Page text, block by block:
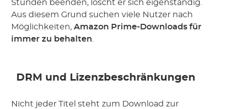
Stunden beenden, löscht er sich eigenständig.
Aus diesem Grund suchen viele Nutzer nach
Möglichkeiten,Amazon Prime-Downloads für
immer zu behalten
DRM und Lizenzbeschränkungen
Nicht jeder Titel steht zum Download zur